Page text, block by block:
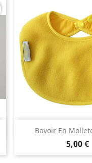
Bavoir En
5,00 €
Aperçu